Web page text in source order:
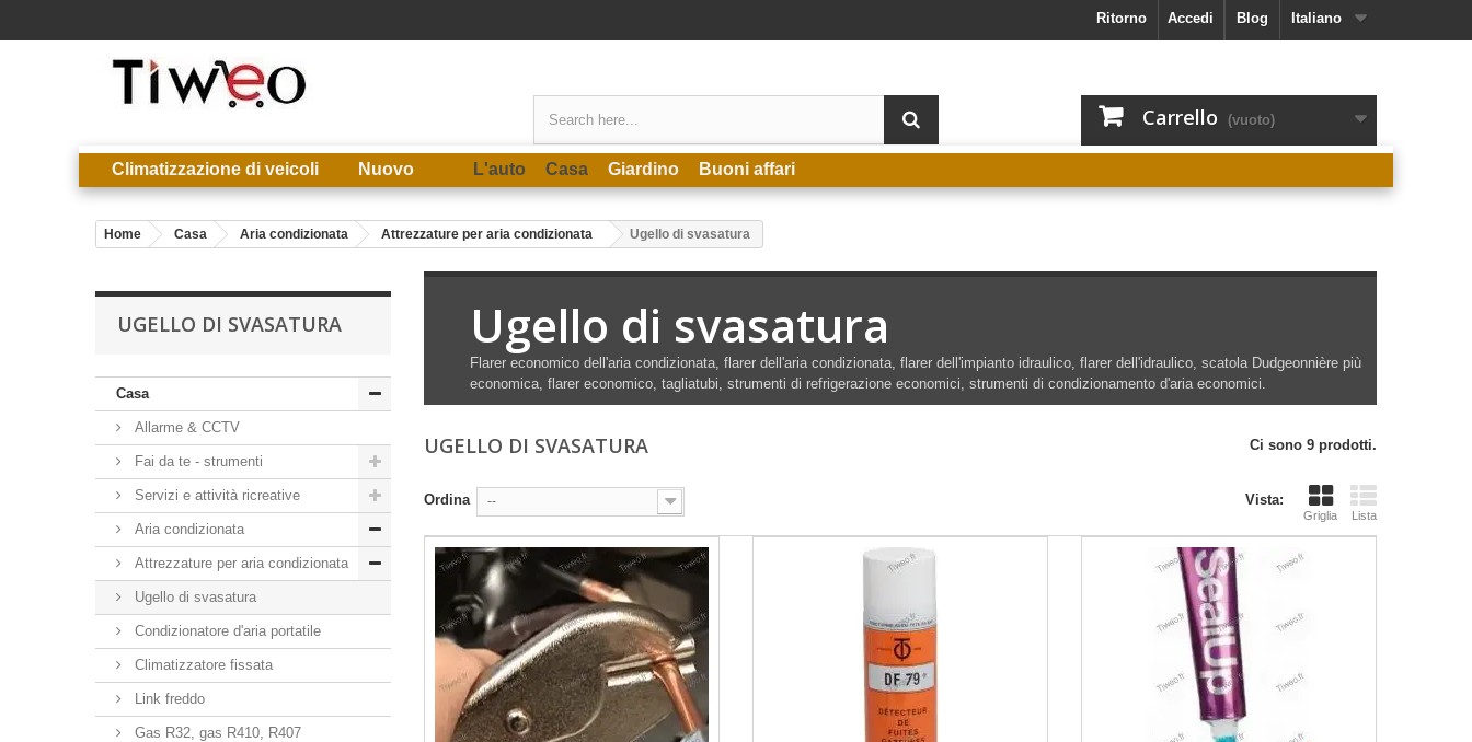
Italiano
Blog
Accedi
Ritorno
Carrello (vuoto)
Climatizzazione di veicoli Nuovo L'auto Casa Giardino Buoni affari
Home Casa Aria condizionata Attrezzature per aria condizionata Ugello di svasatura
UGELLO DI SVASATURA
Casa
Allarme & CCTV
Fai da te - strumenti
Servizi e attività ricreative
Aria condizionata
Attrezzature per aria condizionata
Ugello di svasatura
Condizionatore d'aria portatile
Climatizzatore fissata
Link freddo
Gas R32, gas R410, R407
Ugello di svasatura
Flarer economico dell'aria condizionata, flarer dell'aria condizionata, flarer dell'impianto idraulico, flarer dell'idraulico, scatola Dudgeonnière più
economica, flarer economico, tagliatubi, strumenti di refrigerazione economici, strumenti di condizionamento d'aria economici.
UGELLO DI SVASATURA Ci sono 9 prodotti.
Vista:
Griglia Lista
Ordina --